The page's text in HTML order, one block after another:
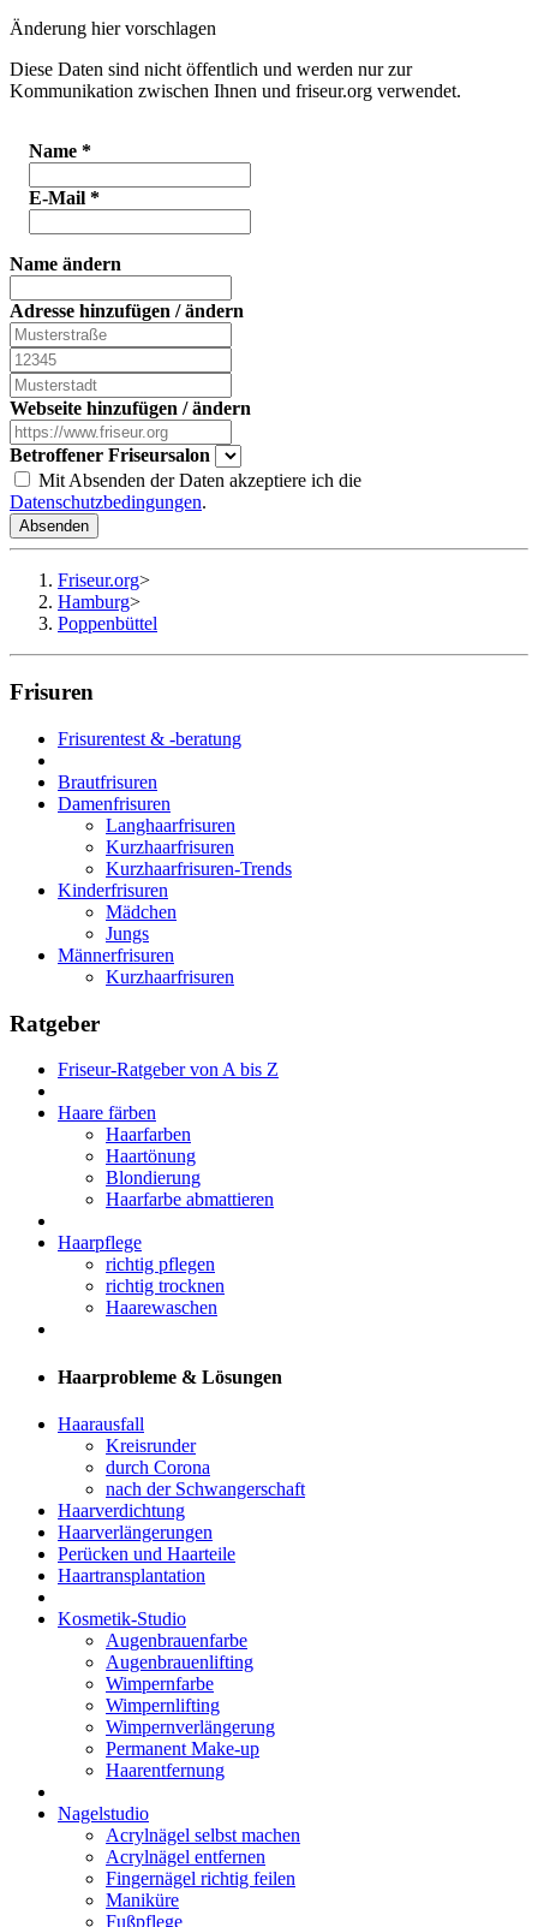
Änderung hier vorschlagen
Diese Daten sind nicht öffentlich und werden nur zur
Kommunikation zwischen Ihnen und friseur.org verwendet.
Name *
E-Mail *
Name ändern
Adresse hinzufügen / ändern
Webseite hinzufügen / ändern
Betroffener Friseursalon
Mit Absenden der Daten akzeptiere ich die
Datenschutzbedingungen.
Absenden
Friseur.org>
Hamburg>
Poppenbüttel
Frisuren
Frisurentest & -beratung
Brautfrisuren
Damenfrisuren
Langhaarfrisuren
Kurzhaarfrisuren
Kurzhaarfrisuren-Trends
Kinderfrisuren
Mädchen
Jungs
Männerfrisuren
Kurzhaarfrisuren
Ratgeber
Friseur-Ratgeber von A bis Z
Haare färben
Haarfarben
Haartönung
Blondierung
Haarfarbe abmattieren
Haarpflege
richtig pflegen
richtig trocknen
Haarewaschen
Haarprobleme & Lösungen
Haarausfall
Kreisrunder
durch Corona
nach der Schwangerschaft
Haarverdichtung
Haarverlängerungen
Perücken und Haarteile
Haartransplantation
Kosmetik-Studio
Augenbrauenfarbe
Augenbrauenlifting
Wimpernfarbe
Wimpernlifting
Wimpernverlängerung
Permanent Make-up
Haarentfernung
Nagelstudio
Acrylnägel selbst machen
Acrylnägel entfernen
Fingernägel richtig feilen
Maniküre
Fußpflege